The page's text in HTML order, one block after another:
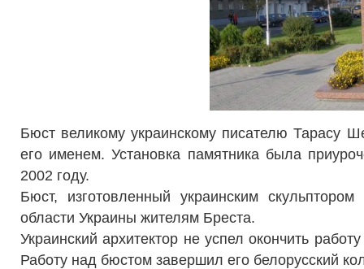
Бюст великому украинскому писателю Тарасу
его именем. Установка памятника была
2002 году.
Бюст, изготовленный украинским
области Украины жителям Бреста.
Украинский архитектор не успел окончить
Работу над бюстом завершил его белорусский